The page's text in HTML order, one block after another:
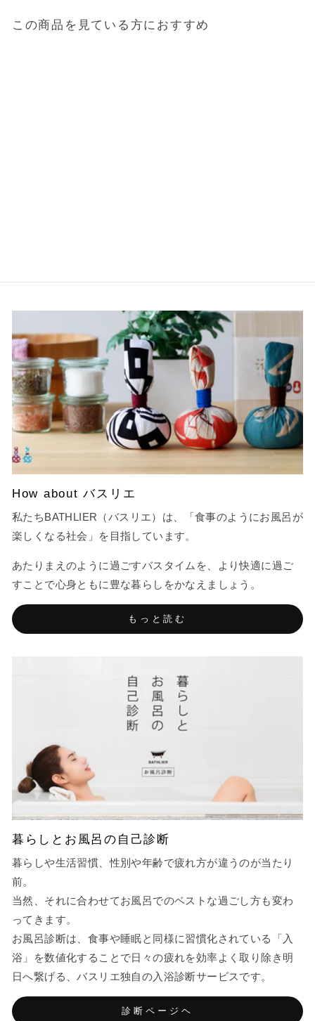
この商品を見ている方におすすめ
How about バスリエ
私たちBATHLIER（バスリエ）は、「食事のようにお風呂が
楽しくなる社会」を目指しています。
あたりまえのように過ごすバスタイムを、より快適に過ご
すことで心身ともに豊な暮らしをかなえましょう。
もっと読む
暮らしとお風呂の自己診断
暮らしや生活習慣、性別や年齢で疲れ方が違うのが当たり
前。
当然、それに合わせてお風呂でのベストな過ごし方も変わ
ってきます。
お風呂診断は、食事や睡眠と同様に習慣化されている「入
浴」を数値化することで日々の疲れを効率よく取り除き明
日へ繋げる、バスリエ独自の入浴診断サービスです。
診断ページヘ